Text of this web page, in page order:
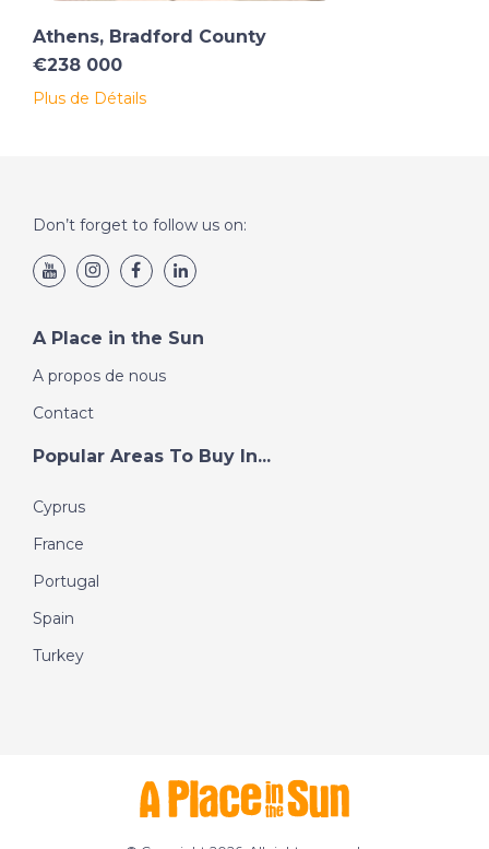
Athens, Bradford County
€238 000
Plus de Détails
Don’t forget to follow us on:
A Place in the Sun
A propos de nous
Contact
Popular Areas To Buy In...
Cyprus
France
Portugal
Spain
Turkey